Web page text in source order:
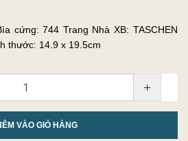
Tiếng Anh Kích thước: 14.9 x 19.5cm
+
VÀO GIỎ HÀNG